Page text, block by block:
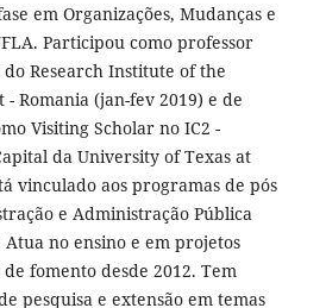
em Organizações, Mudanças e
Participou como professor
Research Institute of the
Romania (jan-fev 2019) e de
Visiting Scholar no IC2 -
da University of Texas at
vinculado aos programas de pós
e Administração Pública
Atua no ensino e em projetos
fomento desde 2012. Tem
pesquisa e extensão em temas